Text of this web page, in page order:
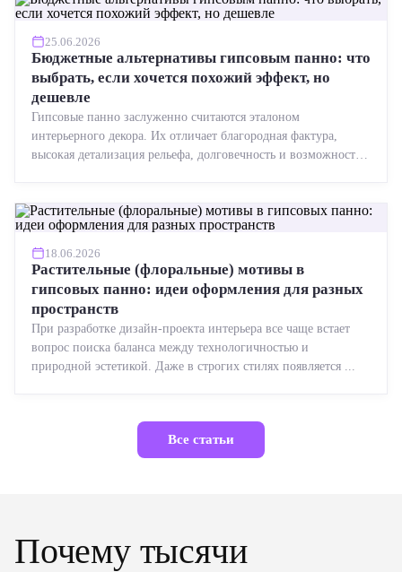
25.06.2026
Бюджетные альтернативы гипсовым панно: что
выбрать, если хочется похожий эффект, но
дешевле
Гипсовые панно заслуженно считаются эталоном
интерьерного декора. Их отличает благородная фактура,
высокая детализация рельефа, долговечность и возможность
18.06.2026
Растительные (флоральные) мотивы в
гипсовых панно: идеи оформления для разных
пространств
При разработке дизайн-проекта интерьера все чаще встает
вопрос поиска баланса между технологичностью и
природной эстетикой. Даже в строгих стилях появляется ...
Все статьи
Почему тысячи